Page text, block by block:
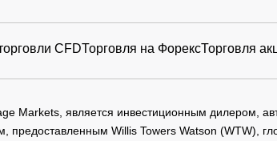
CFDТорговля на ФорексТорговля
Markets, является инвестиционным дилером,
Willis Towers Watson (WTW),